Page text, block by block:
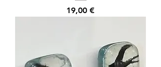
Prix
19,00 €